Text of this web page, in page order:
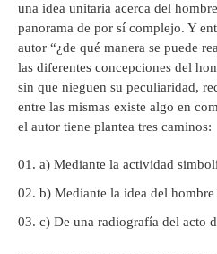
una idea unitaria acerca del
panorama de por sí complejo. Y
autor “¿de qué manera se puede
las diferentes concepciones del
sin que nieguen su peculiaridad,
entre las mismas existe algo en
el autor tiene plantea tres caminos:
a) Mediante la actividad
b) Mediante la idea del
c) De una radiografía del acto